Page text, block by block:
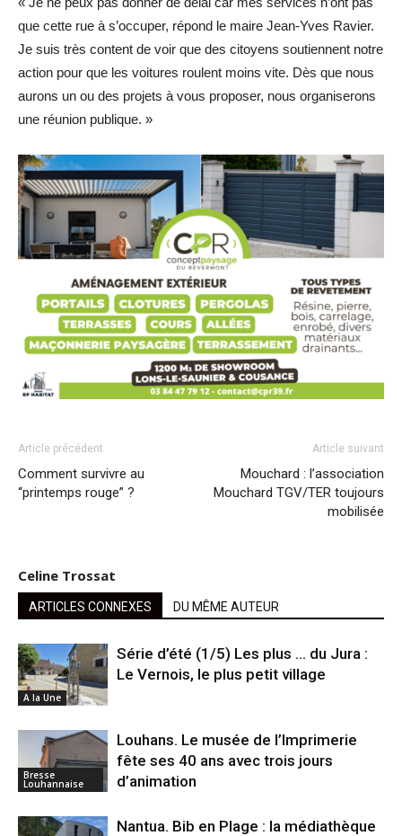
que cette rue à s’occuper, répond le maire Jean-Yves Ravier.
Je suis très content de voir que des citoyens soutiennent notre
action pour que les voitures roulent moins vite. Dès que nous
aurons un ou des projets à vous proposer, nous organiserons
une réunion publique. »
Article précédent
Comment survivre au
“printemps rouge” ?
Article suivant
Mouchard : l’association
Mouchard TGV/TER toujours
mobilisée
Celine Trossat
ARTICLES CONNEXES DU MÊME AUTEUR
A la Une
Série d’été (1/5) Les plus … du Jura :
Le Vernois, le plus petit village
Bresse
Louhannaise
Louhans. Le musée de l’Imprimerie
fête ses 40 ans avec trois jours
d’animation
Nantua. Bib en Plage : la médiathèque